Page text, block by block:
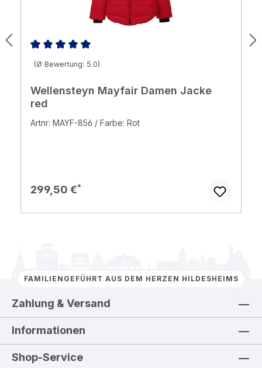
Durchschnittliche Bewertung von 5 von 5 Sternen
(Ø Bewertung: 5.0)
Wellensteyn Mayfair Damen Jacke
red
Artnr: MAYF-856 / Farbe: Rot
Regulärer Preis:
299,50 €
FAMILIENGEFÜHRT AUS DEM HERZEN HILDESHEIMS
Zahlung & Versand
Informationen
Shop-Service